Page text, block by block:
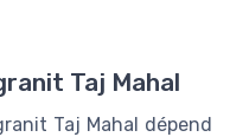
Taj Mahal
Taj Mahal dépend